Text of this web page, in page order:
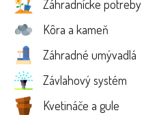
Záhradnícke potreby
Kôra a kameň
Záhradné umývadlá
Závlahový systém
Kvetináče a gule